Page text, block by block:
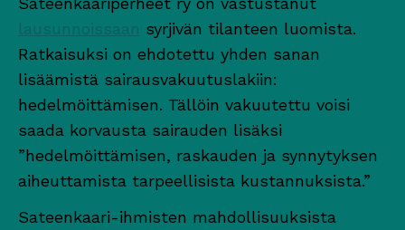
lausunnoissaan syrjivän tilanteen luomista.
Ratkaisuksi on ehdotettu yhden sanan
lisäämistä sairausvakuutuslakiin:
hedelmöittämisen. Tällöin vakuutettu voisi
saada korvausta sairauden lisäksi
”hedelmöittämisen, raskauden ja synnytyksen
aiheuttamista tarpeellisista kustannuksista.”
Sateenkaari-ihmisten mahdollisuuksista